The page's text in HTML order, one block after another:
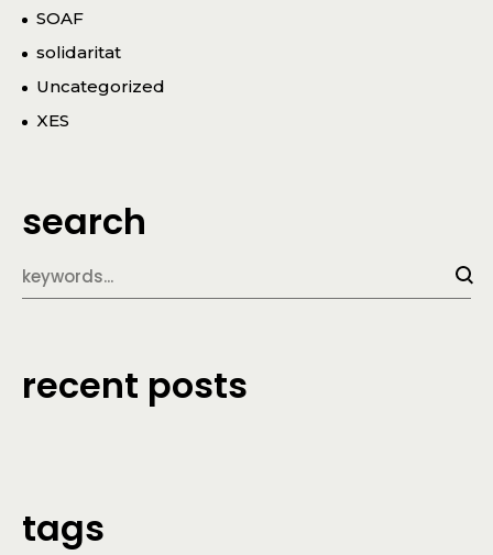
SOAF
solidaritat
Uncategorized
XES
search
recent posts
tags